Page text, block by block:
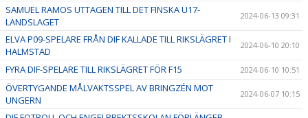
SAMUEL RAMOS UTTAGEN TILL DET FINSKA U17-
LANDSLAGET
2024-06-13 09:31
ELVA P09-SPELARE FRÅN DIF KALLADE TILL RIKSLÄGRET I
HALMSTAD
2024-06-10 20:10
FYRA DIF-SPELARE TILL RIKSLÄGRET FÖR F15 2024-06-10 10:51
ÖVERTYGANDE MÅLVAKTSSPEL AV BRINGZÉN MOT
UNGERN
2024-06-07 10:15